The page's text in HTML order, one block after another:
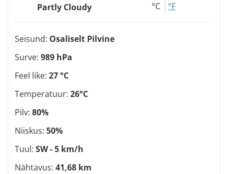
Partly Cloudy °C °F
Seisund: Osaliselt Pilvine
Surve: 989 hPa
Feel like: 27 °C
Temperatuur: 26°C
Pilv: 80%
Niiskus: 50%
Tuul: SW - 5 km/h
Nähtavus: 41,68 km